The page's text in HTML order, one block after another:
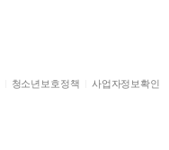
청소년보호정책 사업자정보확인